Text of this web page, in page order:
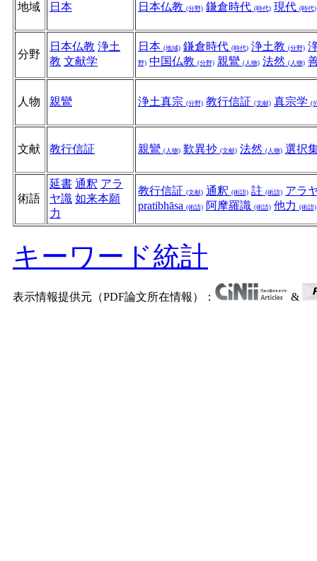
地域 日本 日本仏教 (分野) 鎌倉時代 (時代) 現代 (時代)
分野
日本仏教 浄土
教 文献学
日本 (地域) 鎌倉時代 (時代) 浄土教 (分野)
野) 中国仏教 (分野) 親鸞 (人物) 法然 (人物)
人物 親鸞 浄土真宗 (分野) 教行信証 (文献) 真宗学 (
文献 教行信証 親鸞 (人物) 歎異抄 (文献) 法然 (人物) 選択
術語
延書 通釈 アラ
ヤ識 如来本願
力
教行信証 (文献) 通釈 (術語) 註 (術語) アラ
pratibhāsa (術語) 阿摩羅識 (術語) 他力 (術語)
キーワード統計
表示情報提供元（PDF論文所在情報）： &